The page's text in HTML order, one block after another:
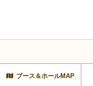
ブース＆ホールMAP